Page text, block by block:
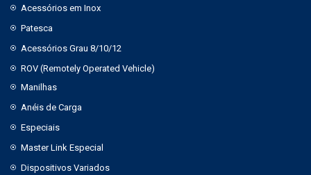
Acessórios em Inox
Patesca
Acessórios Grau 8/10/12
ROV (Remotely Operated Vehicle)
Manilhas
Anéis de Carga
Especiais
Master Link Especial
Dispositivos Variados